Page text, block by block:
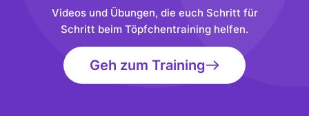
Videos und Übungen, die euch Schritt für
Schritt beim Töpfchentraining helfen.
Geh zum Training